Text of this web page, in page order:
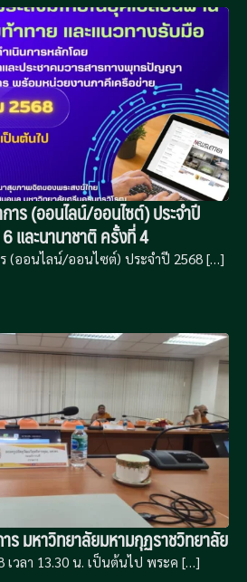
าร (ออนไลน์/ออนไซต์) ประจำปี
และนานาชาติ ครั้งที่ 4
โครงการการประชุมวิชาการ (ออนไลน์/ออนไซต์) ประจำปี 2568 […]
าร มหาวิทยาลัยมหามกุฏราชวิทยาลัย
เวลา 13.30 น. เป็นต้นไป พระค […]